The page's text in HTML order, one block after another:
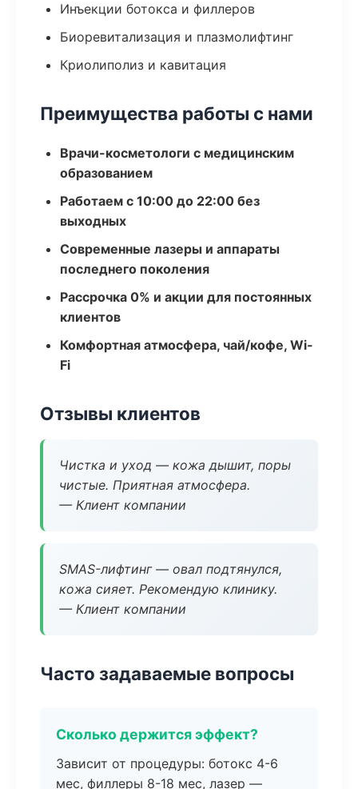
Инъекции ботокса и филлеров
Биоревитализация и плазмолифтинг
Криолиполиз и кавитация
Преимущества работы с нами
Врачи-косметологи с медицинским
образованием
Работаем с 10:00 до 22:00 без
выходных
Современные лазеры и аппараты
последнего поколения
Рассрочка 0% и акции для постоянных
клиентов
Комфортная атмосфера, чай/кофе, Wi-
Fi
Отзывы клиентов
Чистка и уход — кожа дышит, поры
чистые. Приятная атмосфера.
— Клиент компании
SMAS-лифтинг — овал подтянулся,
кожа сияет. Рекомендую клинику.
— Клиент компании
Часто задаваемые вопросы
Сколько держится эффект?
Зависит от процедуры: ботокс 4-6
мес, филлеры 8-18 мес, лазер —